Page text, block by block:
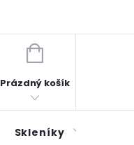
NÁKUPNÍ
Prázdný košík
Skleníky